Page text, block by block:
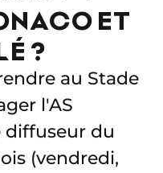
ET
?
au Stade
l'AS
diffuseur du
(vendredi,